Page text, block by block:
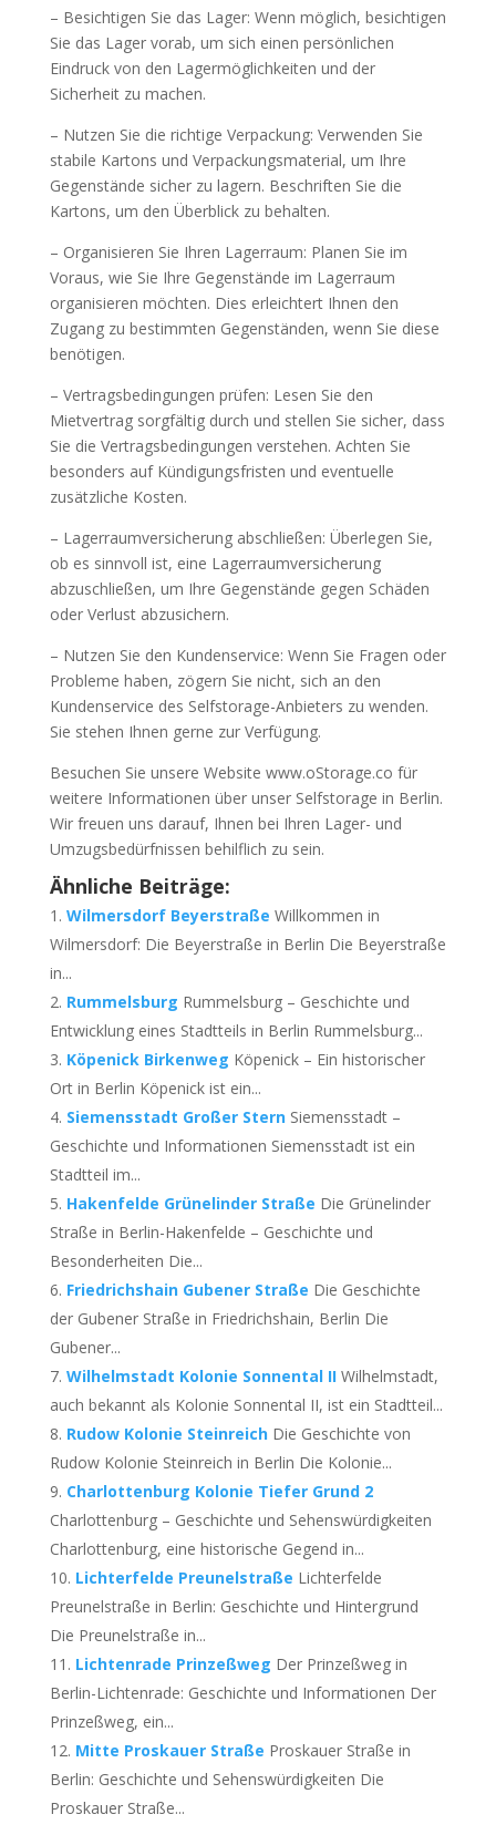
– Besichtigen Sie das Lager: Wenn möglich, besichtigen
Sie das Lager vorab, um sich einen persönlichen
Eindruck von den Lagermöglichkeiten und der
Sicherheit zu machen.
– Nutzen Sie die richtige Verpackung: Verwenden Sie
stabile Kartons und Verpackungsmaterial, um Ihre
Gegenstände sicher zu lagern. Beschriften Sie die
Kartons, um den Überblick zu behalten.
– Organisieren Sie Ihren Lagerraum: Planen Sie im
Voraus, wie Sie Ihre Gegenstände im Lagerraum
organisieren möchten. Dies erleichtert Ihnen den
Zugang zu bestimmten Gegenständen, wenn Sie diese
benötigen.
– Vertragsbedingungen prüfen: Lesen Sie den
Mietvertrag sorgfältig durch und stellen Sie sicher, dass
Sie die Vertragsbedingungen verstehen. Achten Sie
besonders auf Kündigungsfristen und eventuelle
zusätzliche Kosten.
– Lagerraumversicherung abschließen: Überlegen Sie,
ob es sinnvoll ist, eine Lagerraumversicherung
abzuschließen, um Ihre Gegenstände gegen Schäden
oder Verlust abzusichern.
– Nutzen Sie den Kundenservice: Wenn Sie Fragen oder
Probleme haben, zögern Sie nicht, sich an den
Kundenservice des Selfstorage-Anbieters zu wenden.
Sie stehen Ihnen gerne zur Verfügung.
Besuchen Sie unsere Website www.oStorage.co für
weitere Informationen über unser Selfstorage in Berlin.
Wir freuen uns darauf, Ihnen bei Ihren Lager- und
Umzugsbedürfnissen behilflich zu sein.
Ähnliche Beiträge:
Wilmersdorf Beyerstraße Willkommen in
Wilmersdorf: Die Beyerstraße in Berlin Die Beyerstraße
in...
Rummelsburg Rummelsburg – Geschichte und
Entwicklung eines Stadtteils in Berlin Rummelsburg...
Köpenick Birkenweg Köpenick – Ein historischer
Ort in Berlin Köpenick ist ein...
Siemensstadt Großer Stern Siemensstadt –
Geschichte und Informationen Siemensstadt ist ein
Stadtteil im...
Hakenfelde Grünelinder Straße Die Grünelinder
Straße in Berlin-Hakenfelde – Geschichte und
Besonderheiten Die...
Friedrichshain Gubener Straße Die Geschichte
der Gubener Straße in Friedrichshain, Berlin Die
Gubener...
Wilhelmstadt Kolonie Sonnental II Wilhelmstadt,
auch bekannt als Kolonie Sonnental II, ist ein Stadtteil...
Rudow Kolonie Steinreich Die Geschichte von
Rudow Kolonie Steinreich in Berlin Die Kolonie...
Charlottenburg Kolonie Tiefer Grund 2
Charlottenburg – Geschichte und Sehenswürdigkeiten
Charlottenburg, eine historische Gegend in...
Lichterfelde Preunelstraße Lichterfelde
Preunelstraße in Berlin: Geschichte und Hintergrund
Die Preunelstraße in...
Lichtenrade Prinzeßweg Der Prinzeßweg in
Berlin-Lichtenrade: Geschichte und Informationen Der
Prinzeßweg, ein...
Mitte Proskauer Straße Proskauer Straße in
Berlin: Geschichte und Sehenswürdigkeiten Die
Proskauer Straße...